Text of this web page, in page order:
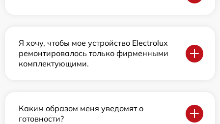
Я хочу, чтобы мое устройство Electrolux
ремонтировалось только фирменными
комплектующими.
Каким образом меня уведомят о
готовности?